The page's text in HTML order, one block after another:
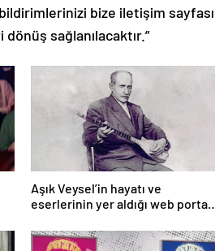
bize iletişim sayfası
sağlanılacaktır.”
Aşık Veysel’in hayatı ve
eserlerinin yer aldığı web portalı